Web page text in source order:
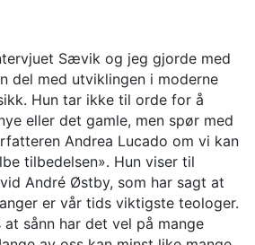
Sævik og jeg gjorde med
del med utviklingen i moderne
Hun tar ikke til orde for å
eller det gamle, men spør med
Andrea Lucado om vi kan
tilbedelsen». Hun viser til
André Østby, som har sagt at
er vår tids viktigste teologer.
sånn har det vel på mange